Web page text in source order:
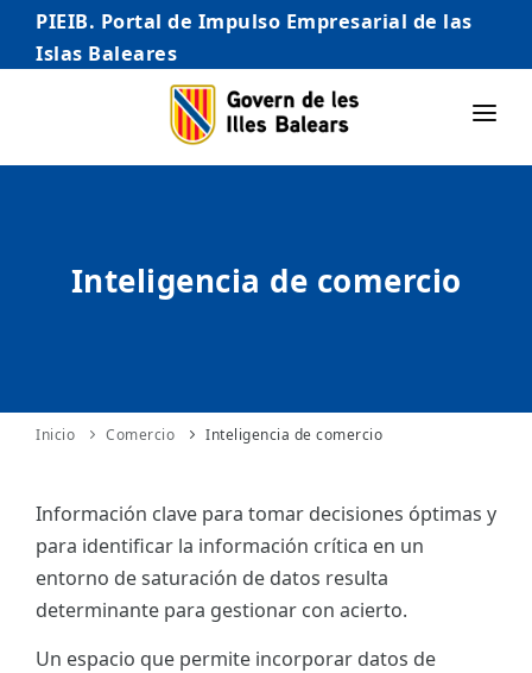
PIEIB. Portal de Impulso Empresarial de las
Islas Baleares
INICIO
AUTÓNOMO/AUTÓNOMA
INTERNACIONALIZACIÓN
ES
Inteligencia de comercio
Inicio Comercio Inteligencia de comercio
Información clave para tomar decisiones óptimas y
para identificar la información crítica en un
entorno de saturación de datos resulta
determinante para gestionar con acierto.
Un espacio que permite incorporar datos de